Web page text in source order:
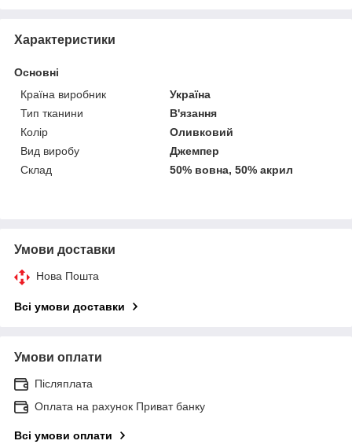
Характеристики
Основні
Країна виробник
Україна
Тип тканини
В'язання
Колір
Оливковий
Вид виробу
Джемпер
Склад
50% вовна, 50% акрил
Умови доставки
Нова Пошта
Всі умови доставки
Умови оплати
Післяплата
Оплата на рахунок Приват банку
Всі умови оплати